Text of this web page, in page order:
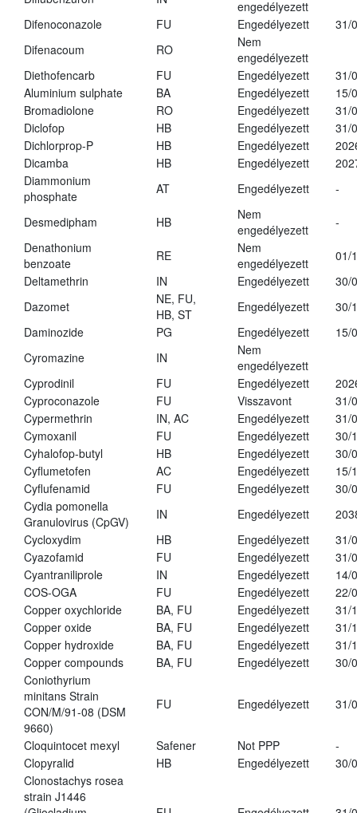
engedélyezett
Difenoconazole
FU Engedélyezett
31/
Difenacoum
RO
Nem
engedélyezett
Diethofencarb
FU Engedélyezett
31/
Aluminium sulphate
BA Engedélyezett
15/
Bromadiolone
RO Engedélyezett
31/
Diclofop
HB Engedélyezett
31/
Dichlorprop-P
HB Engedélyezett
Dicamba
HB Engedélyezett
Diammonium
phosphate
AT Engedélyezett -
Desmedipham HB
Nem
engedélyezett
-
Denathonium
benzoate
RE
Nem
engedélyezett
01/
Deltamethrin
IN Engedélyezett
30/
Dazomet
NE, FU,
HB, ST
Engedélyezett
30/
Daminozide
PG Engedélyezett
15/
Cyromazine
IN
Nem
engedélyezett
Cyprodinil
FU Engedélyezett
Cyproconazole
FU Visszavont
31/
Cypermethrin
IN, AC Engedélyezett
31/
Cymoxanil
FU Engedélyezett
30/
Cyhalofop-butyl
HB Engedélyezett
30/
Cyflumetofen
AC Engedélyezett
15/
Cyflufenamid
FU Engedélyezett
30/
Cydia pomonella
Granulovirus (CpGV)
IN Engedélyezett
Cycloxydim
HB Engedélyezett
31/
Cyazofamid
FU Engedélyezett
31/
Cyantraniliprole
IN Engedélyezett
14/
COS-OGA
FU Engedélyezett
22/
Copper oxychloride
BA, FU Engedélyezett
31/
Copper oxide
BA, FU Engedélyezett
31/
Copper hydroxide
BA, FU Engedélyezett
31/
Copper compounds
BA, FU Engedélyezett
30/
Coniothyrium
minitans Strain
CON/M/91-08 (DSM
9660)
FU Engedélyezett 31/
Cloquintocet mexyl Safener Not PPP
-
Clopyralid
HB Engedélyezett
30/
Clonostachys rosea
strain J1446